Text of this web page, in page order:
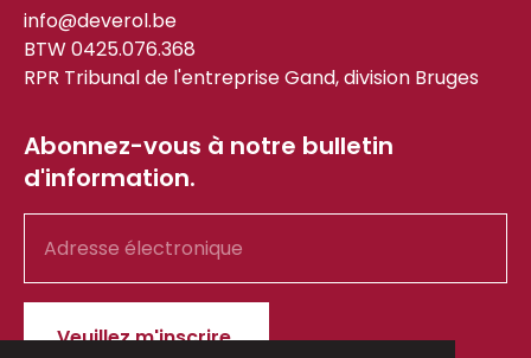
info@deverol.be
BTW 0425.076.368
RPR Tribunal de l'entreprise Gand, division Bruges
Abonnez-vous à notre bulletin
d'information.
this
field
Veuillez m'inscrire.